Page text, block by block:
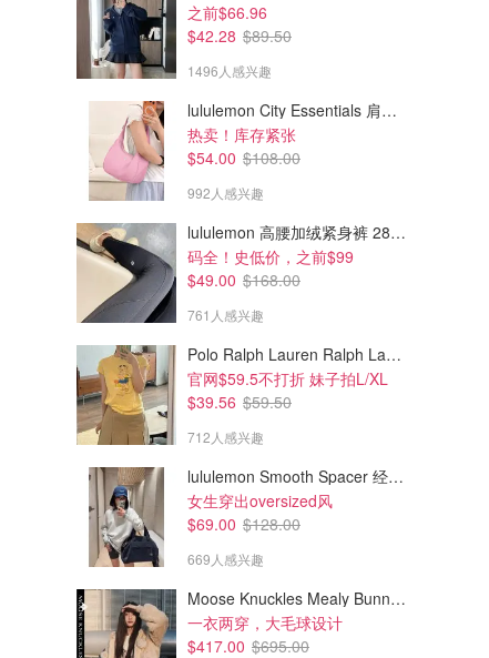
HITSLAM 记忆泡沫浴室地垫
60x40cm 深灰
$30.22
HOTO 电动螺丝刀套装 3.6V
1500mAh
折扣码：2SBPF3Z2
之前$66.96
$42.28 $89.50
1496人感兴趣
lululemon City Essentials 肩背包 4L
热卖！库存紧张
$54.00 $108.00
992人感兴趣
lululemon 高腰加绒紧身裤 28"≈71cm 5个口袋
码全！史低价，之前$99
$49.00 $168.00
761人感兴趣
Polo Ralph Lauren Ralph Lauren Polo Bear 女童棉T恤 染色 1件
官网$59.5不打折 妹子拍L/XL
$39.56 $59.50
712人感兴趣
lululemon Smooth Spacer 经典卫衣
女生穿出oversized风
$69.00 $128.00
669人感兴趣
Moose Knuckles Mealy Bunny 女士双面穿连帽外套
一衣两穿，大毛球设计
$417.00 $695.00